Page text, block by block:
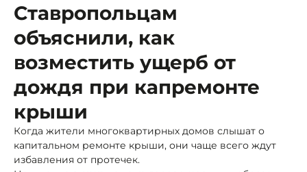
Ставропольцам
объяснили, как
возместить ущерб от
дождя при капремонте
крыши
Когда жители многоквартирных домов слышат о
капитальном ремонте крыши, они чаще всего ждут
избавления от протечек.